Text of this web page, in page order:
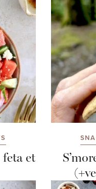
feta et